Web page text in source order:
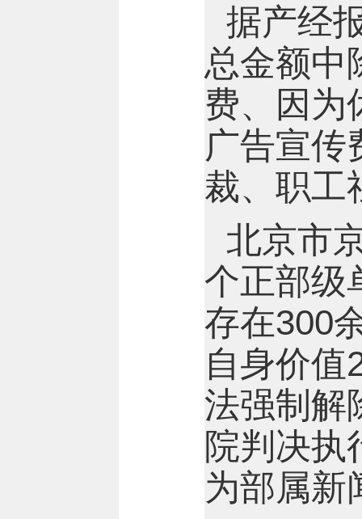
据产经
总金额中
费、因为
广告宣传
裁、职工
北京市
个正部级
存在300
自身价值
法强制解
院判决执
为部属新